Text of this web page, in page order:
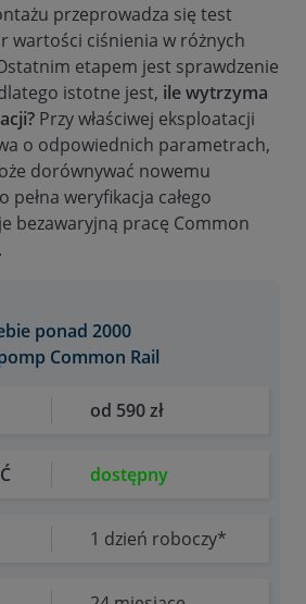
przeprowadza się test
wartości ciśnienia w różnych
etapem jest sprawdzenie
istotne jest, ile wytrzyma
Przy właściwej eksploatacji
o odpowiednich parametrach,
dorównywać nowemu
pełna weryfikacja całego
bezawaryjną pracę Common
ponad 2000
Common Rail
od 590 zł
dostępny
1 dzień roboczy*